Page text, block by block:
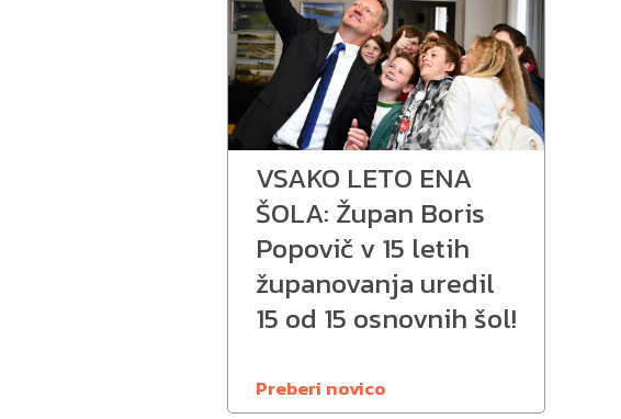
VSAKO LETO ENA
ŠOLA: Župan Boris
Popovič v 15 letih
županovanja uredil
15 od 15 osnovnih šol!
Preberi novico